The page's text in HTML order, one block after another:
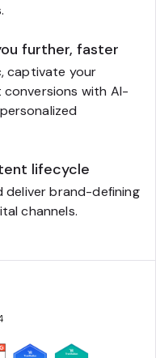
further, faster
captivate your
with AI-
lifecycle
deliver brand-defining
channels.